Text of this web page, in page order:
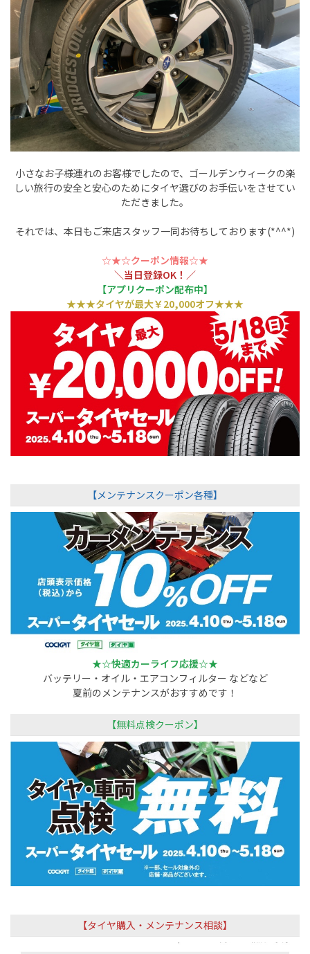
小さなお子様連れのお客様でしたので、ゴールデンウィークの楽
しい旅行の安全と安心のためにタイヤ選びのお手伝いをさせてい
ただきました。
それでは、本日もご来店スタッフ一同お待ちしております(*^^*)
‪☆★‪☆クーポン情報‪☆★‪
＼当日登録OK！／
【アプリクーポン配布中】
★★★タイヤが最大￥20,000オフ★★★
【メンテナンスクーポン各種】
★☆快適カーライフ応援☆★
バッテリー・オイル・エアコンフィルター などなど
夏前のメンテナンスがおすすめです！
【無料点検クーポン】
【タイヤ購入・メンテナンス相談】